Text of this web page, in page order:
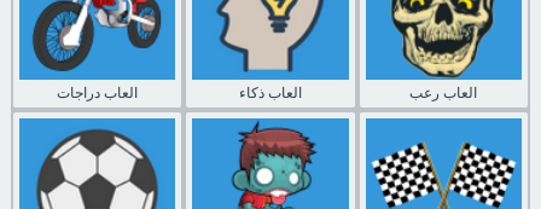
العاب دراجات العاب ذكاء العاب رعب